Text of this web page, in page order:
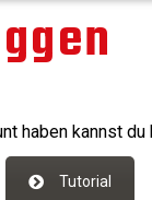
haben kannst
Tutorial